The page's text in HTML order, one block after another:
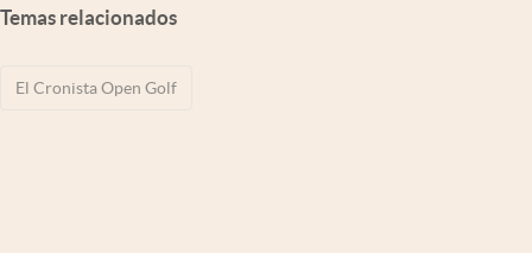
Temas relacionados
El Cronista Open Golf